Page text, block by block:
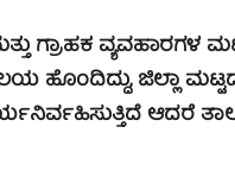
ವ್ಯವಹಾರಗಳ
ಹೊಂದಿದ್ದು, ಜಿಲ್ಲಾ
ಆದರೆ